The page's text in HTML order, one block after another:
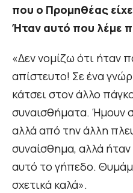
που ο Προμηθέας
Ήταν αυτό που λέμε
«Δεν νομίζω ότι ήταν
απίστευτο! Σε ένα
κάτσει στον άλλο
συναισθήματα. Ήμουν
αλλά από την άλλη
συναίσθημα, αλλά ήταν
αυτό το γήπεδο.
σχετικά καλά».